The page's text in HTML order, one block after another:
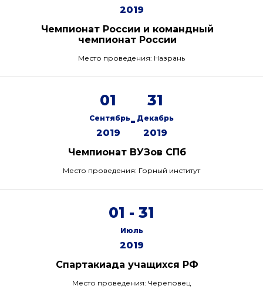
2019
Чемпионат России и командный
чемпионат России
Место проведения: Назрань
01
Сентябрь
2019
-
31
Декабрь
2019
Чемпионат ВУЗов СПб
Место проведения: Горный институт
01 - 31
Июль
2019
Спартакиада учащихся РФ
Место проведения: Череповец